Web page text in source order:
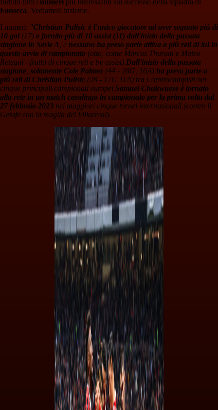
fornito tutti i numeri più interessanti sul successo della squadra di
Fonseca. Vediamoli insieme.
I numeri: "Christian Pulisic è l'unico giocatore ad aver segnato più di
10 gol (17) e fornito più di 10 assist (11) dall'inizio della passata
stagione in Serie A , e nessuno ha preso parte attiva a più reti di lui in
questo avvio di campionato (otto, come Marcus Thuram e Mateo
Retegui - frutto di cinque reti e tre assist).Dall'inizio della passata
stagione solamente Cole Palmer (44 - 28G, 16A) ha preso parte a
più reti di Christian Pulisic (28 - 17G 11A) tra i centrocampisti nei
cinque principali campionati europei.Samuel Chukwueze è tornato
alla rete in un match casalingo in campionato per la prima volta dal
27 febbraio 2023 nei maggiori cinque tornei internazionali (contro il
Getafe con la maglia del Villarreal).